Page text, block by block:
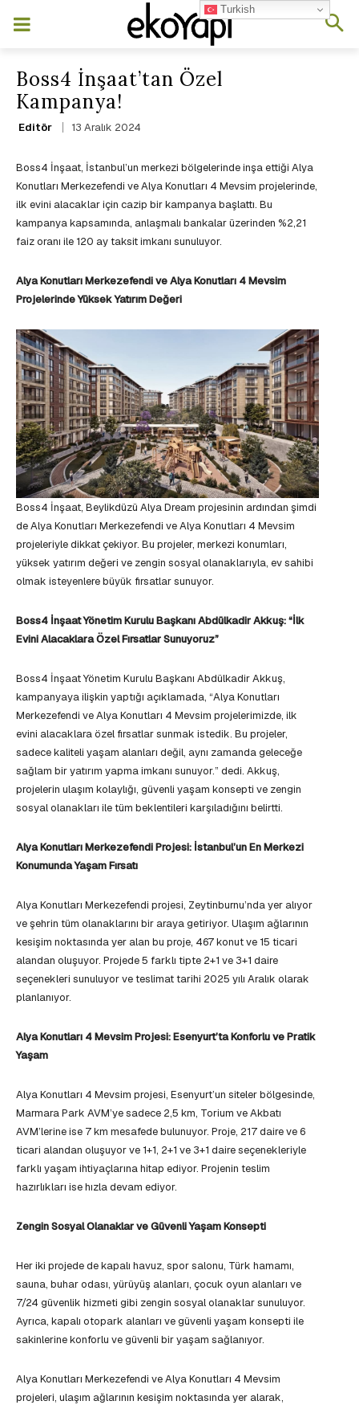
Boss4 İnşaat’tan Özel
Kampanya!
Editör 13 Aralık 2024
Boss4 İnşaat, İstanbul’un merkezi bölgelerinde inşa ettiği Alya
Konutları Merkezefendi ve Alya Konutları 4 Mevsim projelerinde,
ilk evini alacaklar için cazip bir kampanya başlattı. Bu
kampanya kapsamında, anlaşmalı bankalar üzerinden %2,21
faiz oranı ile 120 ay taksit imkanı sunuluyor.
Alya Konutları Merkezefendi ve Alya Konutları 4 Mevsim
Projelerinde Yüksek Yatırım Değeri
Boss4 İnşaat, Beylikdüzü Alya Dream projesinin ardından şimdi
de Alya Konutları Merkezefendi ve Alya Konutları 4 Mevsim
projeleriyle dikkat çekiyor. Bu projeler, merkezi konumları,
yüksek yatırım değeri ve zengin sosyal olanaklarıyla, ev sahibi
olmak isteyenlere büyük fırsatlar sunuyor.
Boss4 İnşaat Yönetim Kurulu Başkanı Abdülkadir Akkuş: “İlk
Evini Alacaklara Özel Fırsatlar Sunuyoruz”
Boss4 İnşaat Yönetim Kurulu Başkanı Abdülkadir Akkuş,
kampanyaya ilişkin yaptığı açıklamada, “Alya Konutları
Merkezefendi ve Alya Konutları 4 Mevsim projelerimizde, ilk
evini alacaklara özel fırsatlar sunmak istedik. Bu projeler,
sadece kaliteli yaşam alanları değil, aynı zamanda geleceğe
sağlam bir yatırım yapma imkanı sunuyor.” dedi. Akkuş,
projelerin ulaşım kolaylığı, güvenli yaşam konsepti ve zengin
sosyal olanakları ile tüm beklentileri karşıladığını belirtti.
Alya Konutları Merkezefendi Projesi: İstanbul’un En Merkezi
Konumunda Yaşam Fırsatı
Alya Konutları Merkezefendi projesi, Zeytinburnu’nda yer alıyor
ve şehrin tüm olanaklarını bir araya getiriyor. Ulaşım ağlarının
kesişim noktasında yer alan bu proje, 467 konut ve 15 ticari
alandan oluşuyor. Projede 5 farklı tipte 2+1 ve 3+1 daire
seçenekleri sunuluyor ve teslimat tarihi 2025 yılı Aralık olarak
planlanıyor.
Alya Konutları 4 Mevsim Projesi: Esenyurt’ta Konforlu ve Pratik
Yaşam
Alya Konutları 4 Mevsim projesi, Esenyurt’un siteler bölgesinde,
Marmara Park AVM’ye sadece 2,5 km, Torium ve Akbatı
AVM’lerine ise 7 km mesafede bulunuyor. Proje, 217 daire ve 6
ticari alandan oluşuyor ve 1+1, 2+1 ve 3+1 daire seçenekleriyle
farklı yaşam ihtiyaçlarına hitap ediyor. Projenin teslim
hazırlıkları ise hızla devam ediyor.
Zengin Sosyal Olanaklar ve Güvenli Yaşam Konsepti
Her iki projede de kapalı havuz, spor salonu, Türk hamamı,
sauna, buhar odası, yürüyüş alanları, çocuk oyun alanları ve
7/24 güvenlik hizmeti gibi zengin sosyal olanaklar sunuluyor.
Ayrıca, kapalı otopark alanları ve güvenli yaşam konsepti ile
sakinlerine konforlu ve güvenli bir yaşam sağlanıyor.
Alya Konutları Merkezefendi ve Alya Konutları 4 Mevsim
projeleri, ulaşım ağlarının kesişim noktasında yer alarak,
Turkish